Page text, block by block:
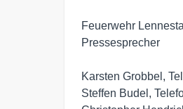
Feuerwehr
Pressesprecher
Karsten Grobbel,
Steffen Budel,